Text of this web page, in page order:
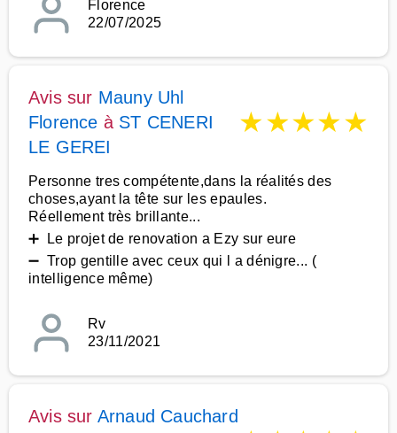
Florence
22/07/2025
Avis sur Mauny Uhl
Florence à ST CENERI
LE GEREI
★★★★★
Personne tres compétente,dans la réalités des
choses,ayant la tête sur les epaules.
Réellement très brillante...
➕ Le projet de renovation a Ezy sur eure
➖ Trop gentille avec ceux qui l a dénigre... (
intelligence même)
Rv
23/11/2021
Avis sur Arnaud Cauchard